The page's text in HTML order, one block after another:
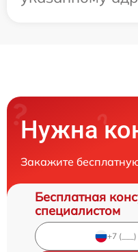
Нужна
Закажите
Бесплатная
специалистом